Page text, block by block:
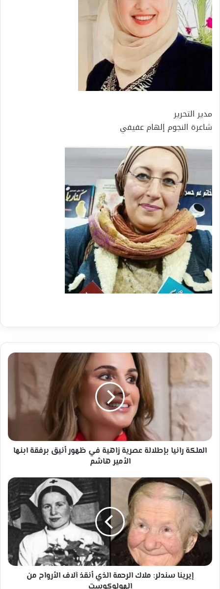
مدير التحرير
شاعرة النجوم إلهام عفيفي
الملكة
بإطلالة
عصرية
برفقة
ابنها
الملكة رانيا بإطلالة عصرية زاهية في ظهور أنيق برفقة ابنها
الأمير هاشم
إيرينا
سندلر:
ملاك
الرحمة
الذي
أنقذ
من
الهولوكوست
إيرينا سندلر: ملاك الرحمة الذي أنقذ آلاف الأرواح من